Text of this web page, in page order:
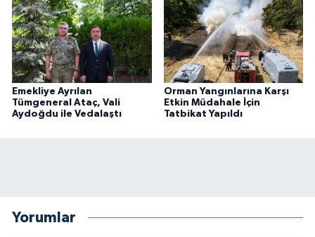
Emekliye Ayrılan
Tümgeneral Ataç, Vali
Aydoğdu ile Vedalaştı
Orman Yangınlarına Karşı
Etkin Müdahale İçin
Tatbikat Yapıldı
Yorumlar